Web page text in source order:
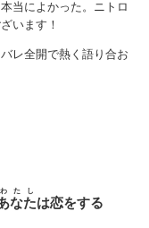
当によかった。ニトロ
います！
レ全開で熱く語り合お
なた
わたし
は恋をする